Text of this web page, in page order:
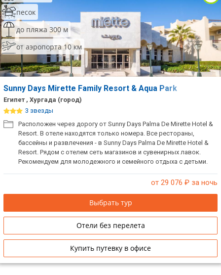
песок
до пляжа 300 м
от аэропорта 10 км
Sunny Days Mirette Family Resort & Aqua Park
Египет , Хургада (город)
3 звезды
Расположен через дорогу от Sunny Days Palma De Mirette Hotel &
Resort. В отеле находятся только номера. Все рестораны,
бассейны и развлечения - в Sunny Days Palma De Mirette Hotel &
Resort. Рядом с отелем сеть магазинов и сувенирных лавок.
Рекомендуем для молодежного и семейного отдыха с детьми.
от 29 076 ₽ за ночь
Выбрать тур
Отели без перелета
Купить путевку в офисе